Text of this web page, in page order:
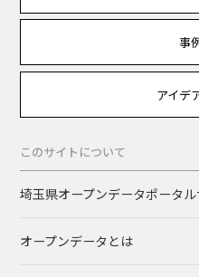
事
アイデ
このサイトについて
埼玉県オープンデータポータ
オープンデータとは